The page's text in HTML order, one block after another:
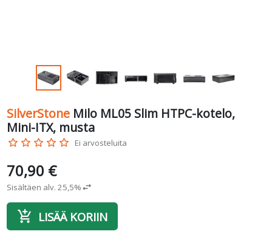
SilverStone Milo ML05 Slim HTPC-kotelo,
Mini-ITX, musta
star_border star_border star_border star_border star_border Ei arvosteluita
70,90 €
Sisältäen alv. 25,5%swap_horiz
add_shopping_cart LISÄÄ KORIIN